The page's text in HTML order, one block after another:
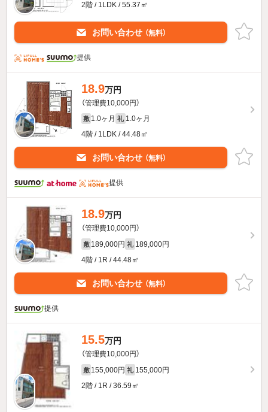
2階 / 1LDK / 55.37㎡
お問い合わせ （無料）
提供
18.9万円
（管理費10,000円）
敷 1.0ヶ月 礼 1.0ヶ月
4階 / 1LDK / 44.48㎡
お問い合わせ （無料）
提供
18.9万円
（管理費10,000円）
敷 189,000円 礼 189,000円
4階 / 1R / 44.48㎡
お問い合わせ （無料）
提供
15.5万円
（管理費10,000円）
敷 155,000円 礼 155,000円
2階 / 1R / 36.59㎡